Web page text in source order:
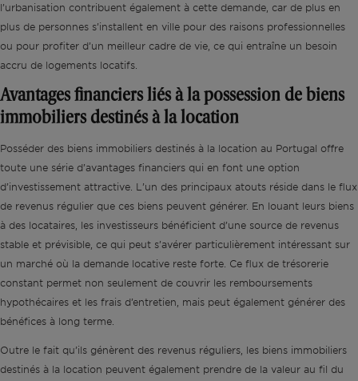
l’urbanisation contribuent également à cette demande, car de plus en
plus de personnes s’installent en ville pour des raisons professionnelles
ou pour profiter d’un meilleur cadre de vie, ce qui entraîne un besoin
accru de logements locatifs.
Avantages financiers liés à la possession de biens
immobiliers destinés à la location
Posséder des biens immobiliers destinés à la location au Portugal offre
toute une série d’avantages financiers qui en font une option
d’investissement attractive. L’un des principaux atouts réside dans le flux
de revenus régulier que ces biens peuvent générer. En louant leurs biens
à des locataires, les investisseurs bénéficient d’une source de revenus
stable et prévisible, ce qui peut s’avérer particulièrement intéressant sur
un marché où la demande locative reste forte. Ce flux de trésorerie
constant permet non seulement de couvrir les remboursements
hypothécaires et les frais d’entretien, mais peut également générer des
bénéfices à long terme.
Outre le fait qu’ils génèrent des revenus réguliers, les biens immobiliers
destinés à la location peuvent également prendre de la valeur au fil du